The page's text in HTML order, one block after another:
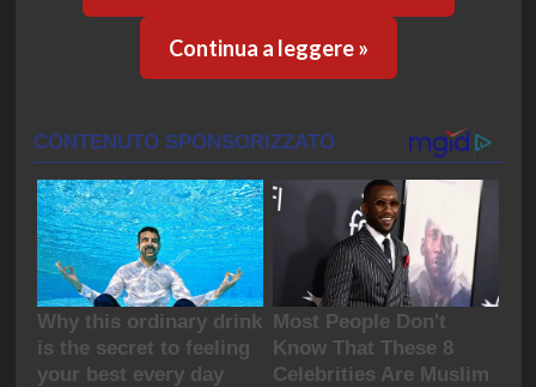
Continua a leggere »